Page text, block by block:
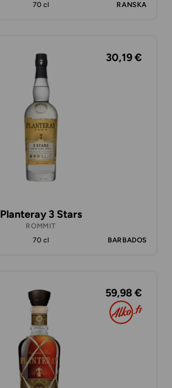
70 cl
RANSKA
30,19 €
Planteray 3 Stars
ROMMIT
70 cl
BARBADOS
59,98 €